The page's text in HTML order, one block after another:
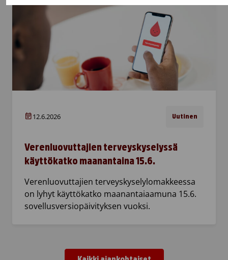
12.6.2026 Uutinen
Verenluovuttajien terveyskyselyssä
käyttökatko maanantaina 15.6.
Verenluovuttajien terveyskyselylomakkeessa
on lyhyt käyttökatko maanantaiaamuna 15.6.
sovellusversiopäivityksen vuoksi.